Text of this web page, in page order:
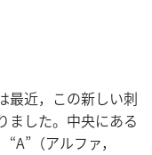
最近，この新しい刺
ました。中央にある
（アルファ，